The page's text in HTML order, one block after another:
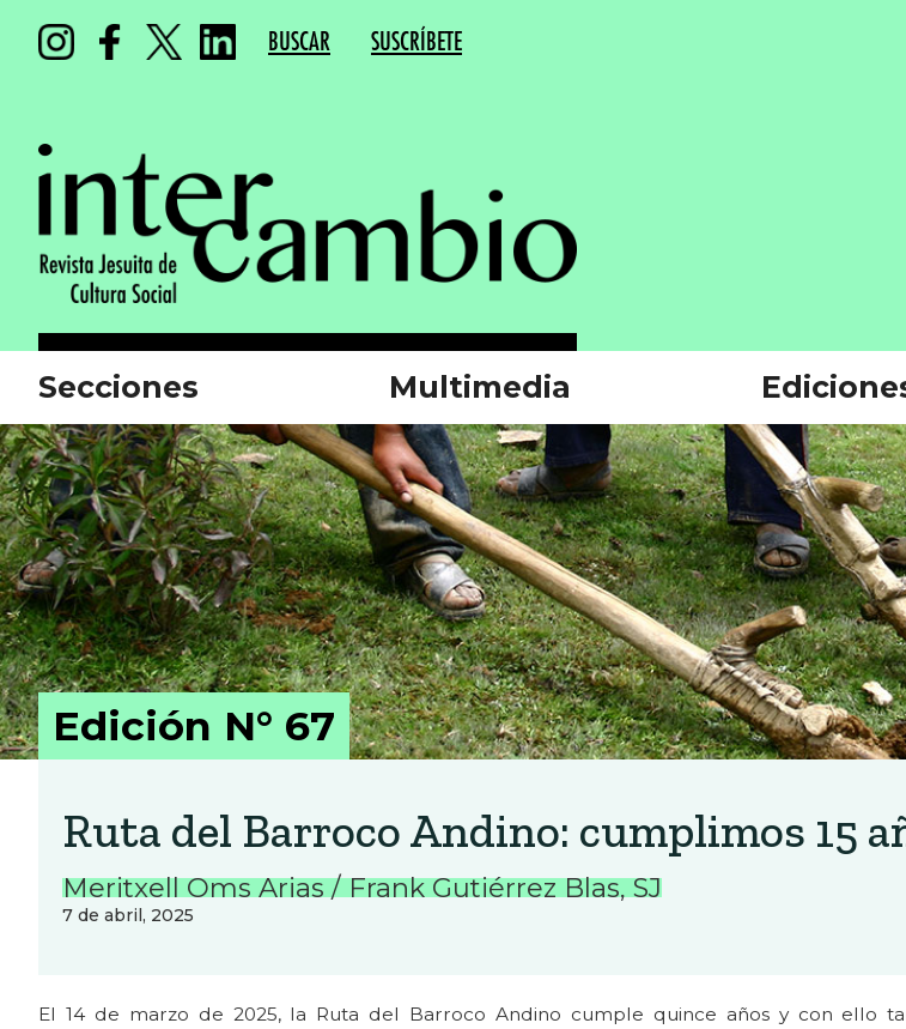
BUSCAR SUSCRÍBETE
Secciones Multimedia
Edición N° 67
Ruta del Barroco Andino: cumplimos 15
Meritxell Oms Arias / Frank Gutiérrez Blas, SJ
7 de abril, 2025
El 14 de marzo de 2025, la Ruta del Barroco Andino cumple quince años y con ello